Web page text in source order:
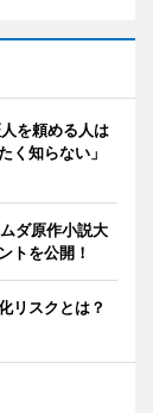
を頼める人は
く知らない」
ダ原作小説大
トを公開！
リスクとは？